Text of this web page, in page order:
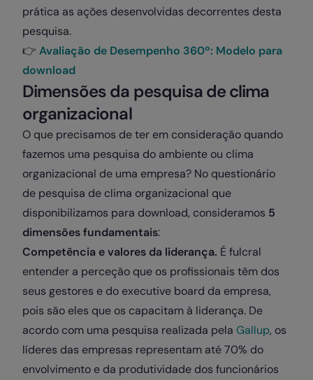
prática as ações desenvolvidas decorrentes desta
pesquisa.
👉 Avaliação de Desempenho 360º: Modelo para
download
Dimensões da pesquisa de clima
organizacional
O que precisamos de ter em consideração quando
fazemos uma pesquisa do ambiente ou clima
organizacional de uma empresa? No questionário
de pesquisa de clima organizacional que
disponibilizamos para download, consideramos 5
dimensões fundamentais:
Competência e valores da liderança. É fulcral
entender a perceção que os profissionais têm dos
seus gestores e do executive board da empresa,
pois são eles que os capacitam à liderança. De
acordo com uma pesquisa realizada pela Gallup, os
líderes das empresas representam até 70% do
envolvimento e da produtividade dos funcionários